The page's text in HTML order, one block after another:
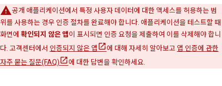
공개 애플리케이션에서 특정 사용자 데이터에 대한 액세스를 허용하는 범
위를 사용하는 경우 인증 절차를 완료해야 합니다. 애플리케이션을 테스트할 때
화면에 확인되지 않은 앱이 표시되면 인증 요청을 제출하여 이를 삭제해야 합니
다. 고객센터에서 인증되지 않은 앱 에 대해 자세히 알아보고 앱 인증에 관한
자주 묻는 질문(FAQ)
에 대한 답변을 확인하세요.